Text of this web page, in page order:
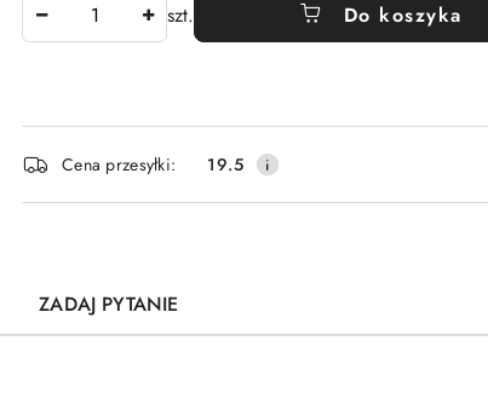
szt. Do koszyka
Dostępność
i
Cena przesyłki: 19.5
ZADAJ PYTANIE